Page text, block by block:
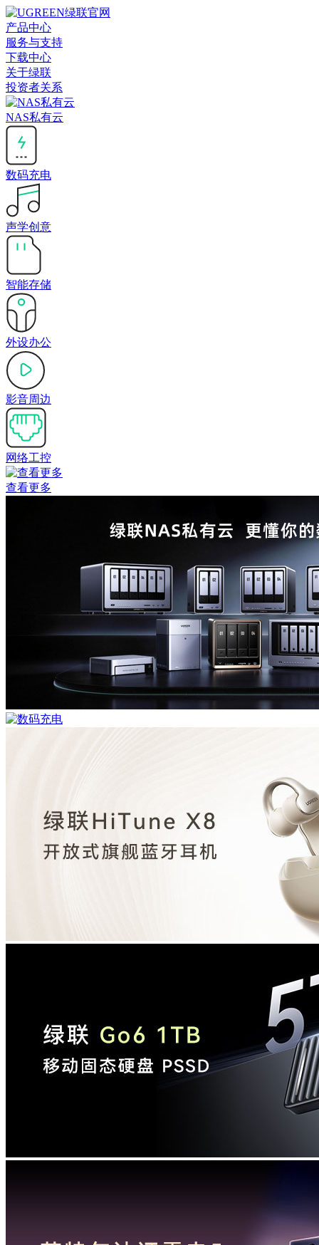
产品中心
服务与支持
下载中心
关于绿联
投资者关系
NAS私有云
数码充电
声学创意
智能存储
外设办公
影音周边
网络工控
查看更多